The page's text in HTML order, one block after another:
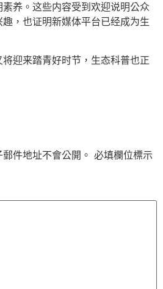
养。这些内容受到欢迎说明公众
，也证明新媒体平台已经成为生
迎来踏青好时节，生态科普也正
件地址不會公開。 必填欄位標示